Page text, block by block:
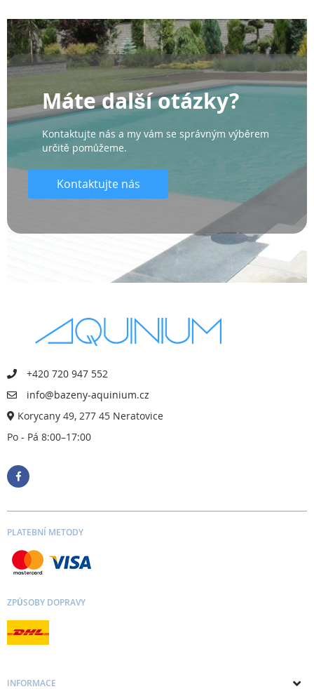
Máte další otázky?
Kontaktujte nás a my vám se správným výběrem
určitě pomůžeme.
Kontaktujte nás
+420 720 947 552
info@bazeny-aquinium.cz
Korycany 49, 277 45 Neratovice
Po - Pá 8:00–17:00
PLATEBNÍ METODY
ZPŮSOBY DOPRAVY
INFORMACE